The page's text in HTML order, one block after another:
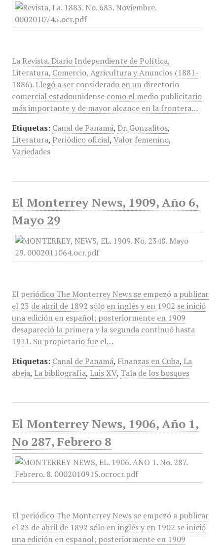
La Revista. Diario Independiente de Política,
Literatura, Comercio, Agricultura y Anuncios (1881-
1886). Llegó a ser considerado en un directorio
comercial estadounidense como el medio publicitario
más importante y de mayor alcance en la frontera…
Etiquetas: Canal de Panamá, Dr. Gonzalitos,
Literatura, Periódico oficial, Valor femenino,
Variedades
El Monterrey News, 1909, Año 6,
Mayo 29
El periódico The Monterrey News se empezó a publicar
el 23 de abril de 1892 sólo en inglés y en 1902 se inició
una edición en español; posteriormente en 1909
desapareció la primera y la segunda continuó hasta
1911. Su propietario fue el…
Etiquetas: Canal de Panamá, Finanzas en Cuba, La
abeja, La bibliografía, Luis XV, Tala de los bosques
El Monterrey News, 1906, Año 1,
No 287, Febrero 8
El periódico The Monterrey News se empezó a publicar
el 23 de abril de 1892 sólo en inglés y en 1902 se inició
una edición en español; posteriormente en 1909